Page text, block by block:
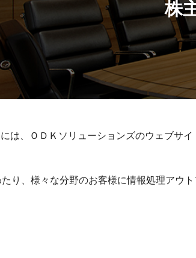
株
は、ＯＤＫソリューションズのウェブサ
り、様々な分野のお客様に情報処理アウ